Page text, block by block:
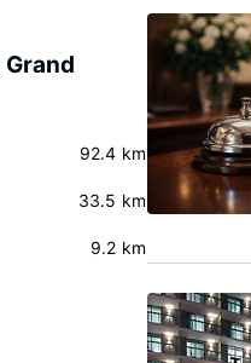
92.4 km
33.5 km
9.2 km